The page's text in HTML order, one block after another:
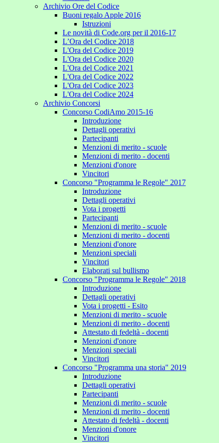
Archivio Ore del Codice
Buoni regalo Apple 2016
Istruzioni
Le novità di Code.org per il 2016-17
L’Ora del Codice 2018
L'Ora del Codice 2019
L'Ora del Codice 2020
L'Ora del Codice 2021
L'Ora del Codice 2022
L'Ora del Codice 2023
L'Ora del Codice 2024
Archivio Concorsi
Concorso CodiAmo 2015-16
Introduzione
Dettagli operativi
Partecipanti
Menzioni di merito - scuole
Menzioni di merito - docenti
Menzioni d'onore
Vincitori
Concorso "Programma le Regole" 2017
Introduzione
Dettagli operativi
Vota i progetti
Partecipanti
Menzioni di merito - scuole
Menzioni di merito - docenti
Menzioni d'onore
Menzioni speciali
Vincitori
Elaborati sul bullismo
Concorso "Programma le Regole" 2018
Introduzione
Dettagli operativi
Vota i progetti - Esito
Menzioni di merito - scuole
Menzioni di merito - docenti
Attestato di fedeltà - docenti
Menzioni d'onore
Menzioni speciali
Vincitori
Concorso "Programma una storia" 2019
Introduzione
Dettagli operativi
Partecipanti
Menzioni di merito - scuole
Menzioni di merito - docenti
Attestato di fedeltà - docenti
Menzioni d'onore
Vincitori